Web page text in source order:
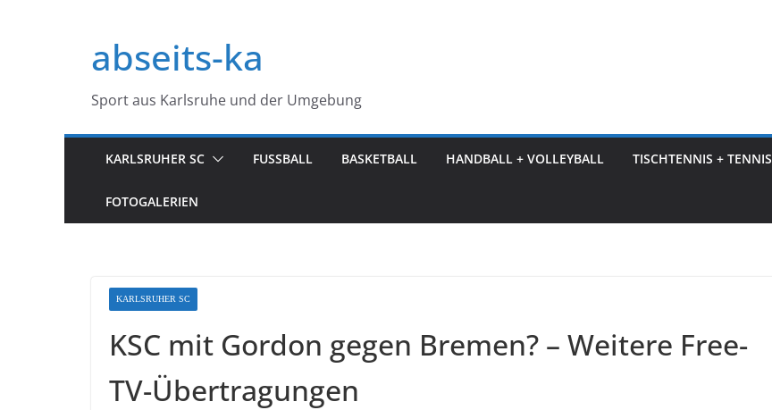
springenabseits-ka
Sport aus Karlsruhe und der Umgebung
KARLSRUHER SC FUSSBALL BASKETBALL HANDBALL + VOLLEYBALL TISCHTENNIS + TENNIS
FOTOGALERIEN
KARLSRUHER SC
KSC mit Gordon gegen Bremen? – Weitere Free-
TV-Übertragungen